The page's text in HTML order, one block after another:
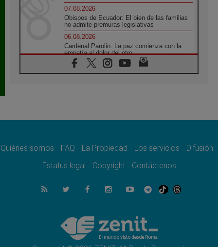
07.08.2026
Obispos de Ecuador: El bien de las familias
no admite premuras legislativas
06.08.2026
Cardenal Parolin: La paz comienza con la
empatía al dolor del otro
06.08.2026
Fray Marco Vianelli: Aprender el Evangelio
06.08.2026
06.08.2026
medio de tensiones y ataques en el sur del
país
06.08.2026
Hiroshima y Nagasaki, 81 años después.
Pizzaballa en Asís: los cristianos quieren
paz
Quiénes somos FAQ La Propiedad Los servicios
Difusión
Estatus legal
Copyright Contáctenos